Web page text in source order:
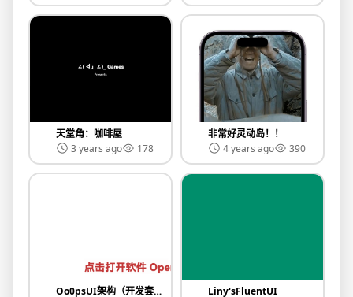
天堂角：咖啡屋
3 years ago
178
非常好灵动岛！！
4 years ago
390
Oo0psUI架构（开发套件） Liny'sFluentUI